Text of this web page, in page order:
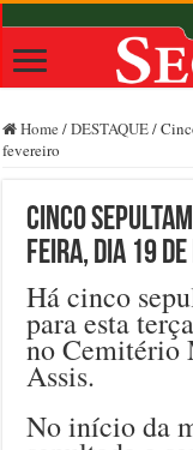
Home /DESTAQUE/
fevereiro
Cinco
feira, dia 19
Há cinco
para esta
no Cemitério
Assis.
No início da